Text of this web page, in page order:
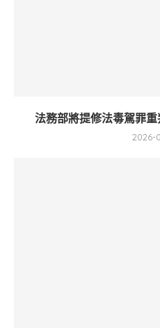
法務部將提修法毒駕罪
2026-